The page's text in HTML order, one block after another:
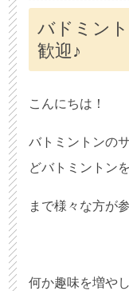
バドミン
歓迎♪
こんにちは！
バトミントンの
どバトミントン
まで様々な方が
何か趣味を増や